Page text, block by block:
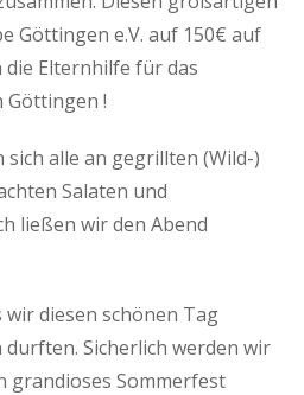
Göttingen e.V. auf 150€ auf
die Elternhilfe für das
Göttingen !
alle an gegrillten (Wild-)
Salaten und
ließen wir den Abend
diesen schönen Tag
Sicherlich werden wir
grandioses Sommerfest